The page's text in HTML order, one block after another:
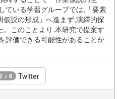
ている学習グループでは,「要素
説の形成」へ進まず,演繹的探
このことより,本研究で提案す
評価できる可能性があることが
+ 6 Twitter